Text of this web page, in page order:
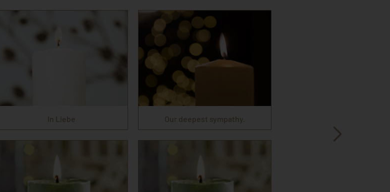
In Liebe Our deepest sympathy.